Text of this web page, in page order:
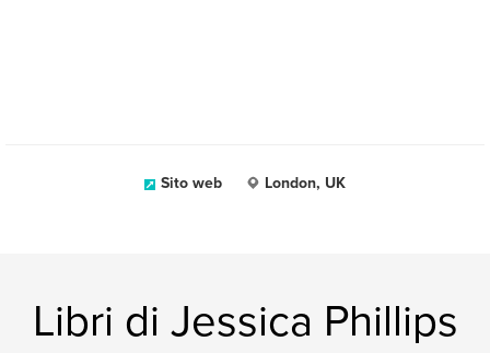
Sito web London, UK
Libri di Jessica Phillips